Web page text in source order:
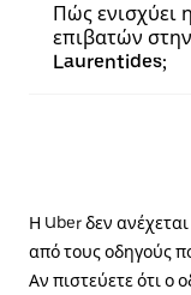
Πώς ενισχύει
επιβατών
Laurentides;
Η Uber δεν
από τους οδηγούς
Αν πιστεύετε ότι ο